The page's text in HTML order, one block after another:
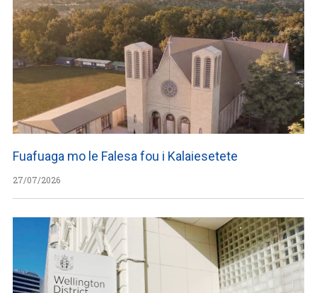
Fuafuaga mo le Falesa fou i Kalaiesetete
27/07/2026